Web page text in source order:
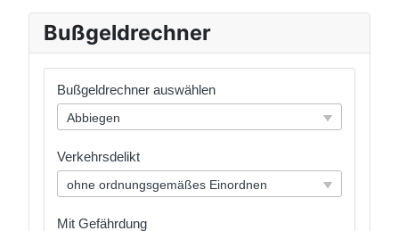
Bußgeldrechner